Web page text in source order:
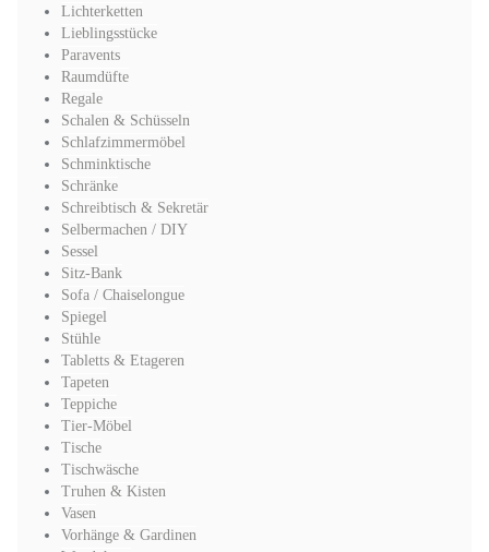
Lichterketten
Lieblingsstücke
Paravents
Raumdüfte
Regale
Schalen & Schüsseln
Schlafzimmermöbel
Schminktische
Schränke
Schreibtisch & Sekretär
Selbermachen / DIY
Sessel
Sitz-Bank
Sofa / Chaiselongue
Spiegel
Stühle
Tabletts & Etageren
Tapeten
Teppiche
Tier-Möbel
Tische
Tischwäsche
Truhen & Kisten
Vasen
Vorhänge & Gardinen